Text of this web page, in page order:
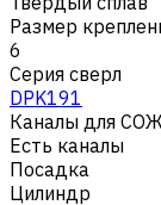
Размер
6
Серия сверл
DPK191
Каналы для
Есть каналы
Посадка
Цилиндр